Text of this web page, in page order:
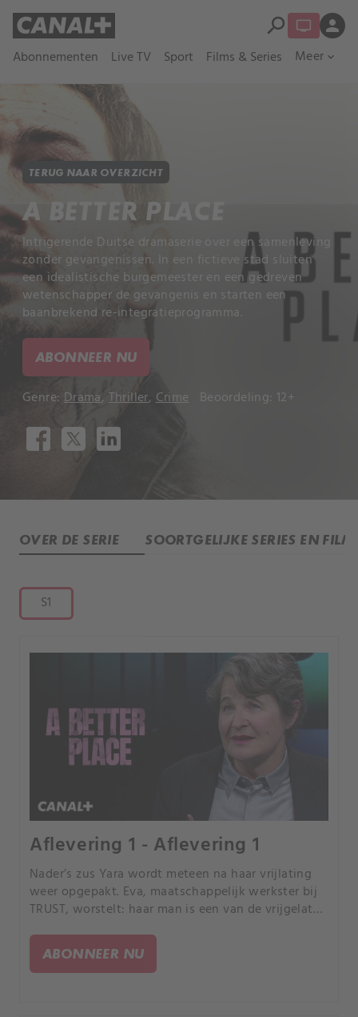
Abonnementen Live TV Sport Films & Series Meer expand_more
search person
TERUG NAAR OVERZICHT
A BETTER PLACE
Intrigerende Duitse dramaserie over een samenleving
zonder gevangenissen. In een fictieve stad sluiten
een idealistische burgemeester en een gedreven
wetenschapper de gevangenis en starten een
baanbrekend re-integratieprogramma.
ABONNEER NU
Genre: Drama, Thriller, Crime Beoordeling: 12+
OVER DE SERIE SOORTGELIJKE SERIES EN
S1
Aflevering 1 - Aflevering 1
Nader’s zus Yara wordt meteen na haar vrijlating
weer opgepakt. Eva, maatschappelijk werkster bij
TRUST, worstelt: haar man is een van de vrijgelaten
ABONNEER NU